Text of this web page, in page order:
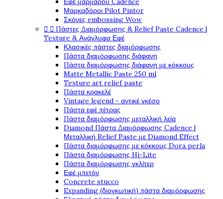
Μαρκαδόροι Pilot Pintor
Σκόνες embossing Wow
  Πάστες Διαμόρφωσης & Relief Paste Cadence |
Texture & Ανάγλυφα Εφέ
Κλασικές πάστες διαμόρφωσης
Πάστα διαμόρφωσης διάφανη
Πάστα διαμόρφωσης διάφανη με κόκκους
Matte Metallic Paste 250 ml
Texture art relief paste
Πάστα κρακελέ
Vintage legend - αντικέ γκέσο
Πάστα εφέ πέτρας
Πάστα διαμόρφωσης μεταλλική λεία
Diamond Πάστα Διαμόρφωσης Cadence |
Μεταλλική Relief Paste με Diamond Effect
Πάστα διαμόρφωσης με κόκκους Dora perla
Πάστα διαμόρφωσης Hi-Lite
Πάστα διαμόρφωσης γκλίτερ
Εφέ μπετόν
Concrete stucco
Expanding (διογκωτική) πάστα διαμόρφωσης